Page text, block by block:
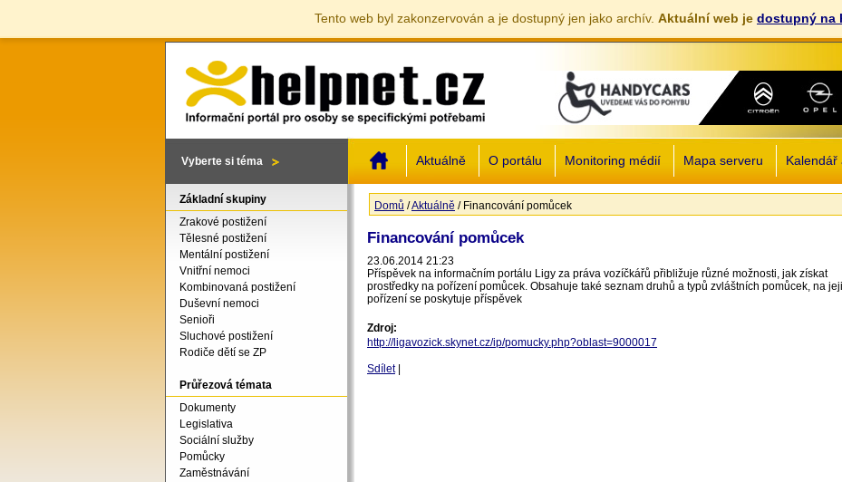
Tento web byl zakonzervován a je dostupný jen jako archív. Aktuální web je dostupný na
Vyberte si téma Aktuálně O portálu Monitoring médií Mapa serveru Kalendář
Jste zde
Domů /Aktuálně / Financování pomůcek
Financování pomůcek
23.06.2014 21:23
Příspěvek na informačním portálu Ligy za práva vozíčkářů přibližuje různé možnosti, jak získat
prostředky na pořízení pomůcek. Obsahuje také seznam druhů a typů zvláštních pomůcek, na
pořízení se poskytuje příspěvek
Zdroj:
http://ligavozick.skynet.cz/ip/pomucky.php?oblast=9000017
Sdílet
Základní skupiny
Zrakové postižení
Tělesné postižení
Mentální postižení
Vnitřní nemoci
Kombinovaná postižení
Duševní nemoci
Senioři
Sluchové postižení
Rodiče dětí se ZP
Průřezová témata
Dokumenty
Legislativa
Sociální služby
Pomůcky
Zaměstnávání